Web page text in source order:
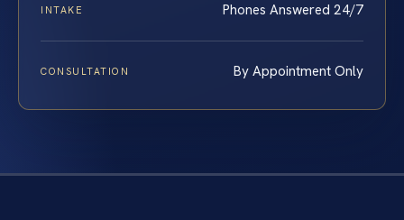
INTAKE Phones Answered 24/7
CONSULTATION By Appointment Only